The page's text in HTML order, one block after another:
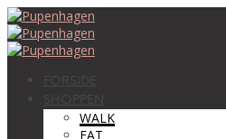
WALK
EAT